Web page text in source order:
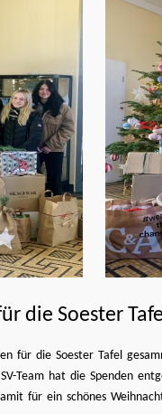
die Soester
für die Soester Tafel
Team hat die Spenden
für ein schönes